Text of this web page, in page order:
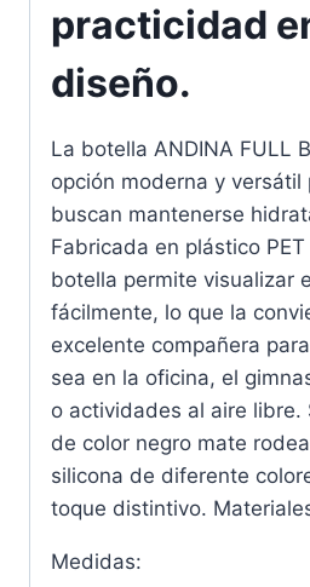
practicidad
diseño.
La botella ANDINA FULL
opción moderna y versátil
buscan mantenerse
Fabricada en plástico
botella permite visualizar
fácilmente, lo que la
excelente compañera
sea en la oficina, el
o actividades al aire
de color negro mate
silicona de diferente
toque distintivo.
Medidas: